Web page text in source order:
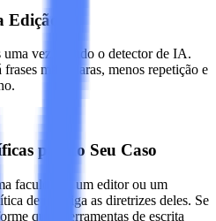
vez usando o detector de IA.
mais claras, menos repetição e
para o Seu Caso
faculdade, um editor ou um
de IA, siga as diretrizes deles. Se
quais ferramentas de escrita